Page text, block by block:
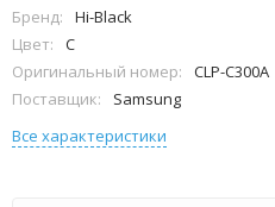
Бренд:
Hi-Black
Цвет:
C
Оригинальный номер:
CLP-C300A
Поставщик:
Samsung
Все характеристики